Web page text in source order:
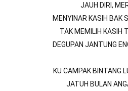
JAUH DIRI,
MENYINAR KASIH BAK
TAK MEMILIH KASIH
DEGUPAN JANTUNG
KU CAMPAK BINTANG
JATUH BULAN